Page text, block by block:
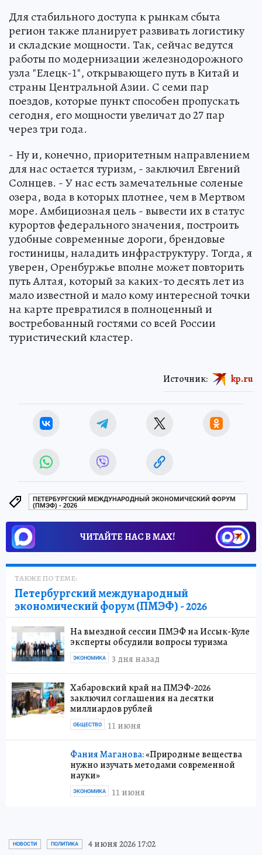
Для стабильного доступа к рынкам сбыта
регион также планирует развивать логистику
и складские мощности. Так, сейчас ведутся
работы по модернизации железнодорожного
узла "Елецк-1", открывающего путь в Китай и
страны Центральной Азии. С семи пар
поездов, которые пункт способен пропускать
сегодня, его мощности увеличат до 27 пар
через три года.
- Ну и, конечно, приоритетным направлением
для нас остается туризм, - заключил Евгений
Солнцев. - У нас есть замечательные соленые
озера, вода в которых плотнее, чем в Мертвом
море. Амбициозная цель - вывести их в статус
курортов федерального значения, построить
удобные современные дороги, брендовые
гостиницы, наладить инфраструктуру. Тогда, я
уверен, Оренбуржье вполне может повторить
путь Алтая, который за каких-то десять лет из
мало известной и мало кому интересной точки
на карте превратился в полноценный и
востребованный гостями со всей России
туристический кластер.
Источник: kp.ru
ПЕТЕРБУРГСКИЙ МЕЖДУНАРОДНЫЙ ЭКОНОМИЧЕСКИЙ ФОРУМ
(ПМЭФ) - 2026
ЧИТАЙТЕ НАС В МАХ!
ТАКЖЕ ПО ТЕМЕ:
Петербургский международный
экономический форум (ПМЭФ) - 2026
На выездной сессии ПМЭФ на Иссык-Куле
эксперты обсудили вопросы туризма
3 дня назад
ЭКОНОМИКА
Хабаровский край на ПМЭФ-2026
заключил соглашения на десятки
миллиардов рублей
11 июня
ОБЩЕСТВО
Фания Маганова:«Природные вещества
нужно изучать методами современной
науки»
11 июня
ЭКОНОМИКА
НОВОСТИ ПОЛИТИКА 4 июня 2026 17:02